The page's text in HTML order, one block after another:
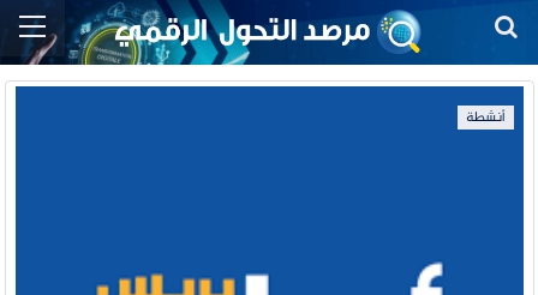
أنشطة